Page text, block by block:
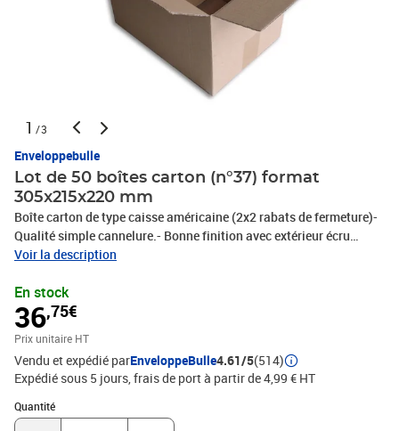
1 /3
Enveloppebulle
Lot de 50 boîtes carton (n°37) format
305x215x220 mm
Boîte carton de type caisse américaine (2x2 rabats de fermeture)-
Qualité simple cannelure.- Bonne finition avec extérieur écru
(marron)- Très bonne résistance.- Idéal pour vos expéditions en
déménagements !- 100% recyclable.- Livré à plat = gain de place
pour le stockage.Le meilleur rapport qualité/prix en terme de
protection et de résistance !*dimensions intérieures
Voir la description
En stock
36,75€
Prix unitaire HT
Vendu et expédié parEnveloppeBulle4.61/5(514)
Expédié sous 5 jours, frais de port à partir de 4,99 € HT
Quantité
Quantité : 1